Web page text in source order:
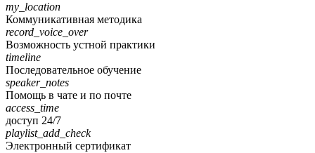
my_location
Коммуникативная методика
record_voice_over
Возможность устной практики
timeline
Последовательное обучение
speaker_notes
Помощь в чате и по почте
access_time
доступ 24/7
playlist_add_check
Электронный сертификат